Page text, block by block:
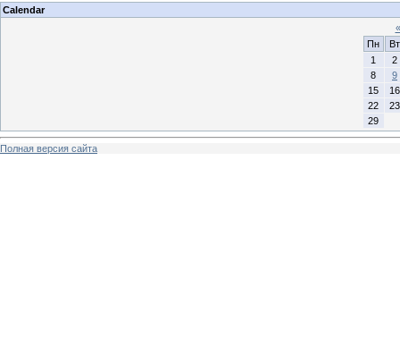
Calendar
«
Пн
Вт
1
2
8
9
15
16
22
23
29
Полная версия сайта